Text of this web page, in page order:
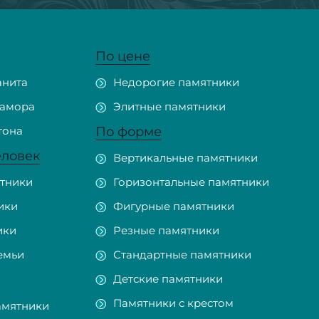
По цене
Недорогие памятники
Элитные памятники
По форме
Вертикальные памятники
Горизонтальные памятники
Фигурные памятники
Резные памятники
Стандартные памятники
Детские памятники
Памятники с крестом